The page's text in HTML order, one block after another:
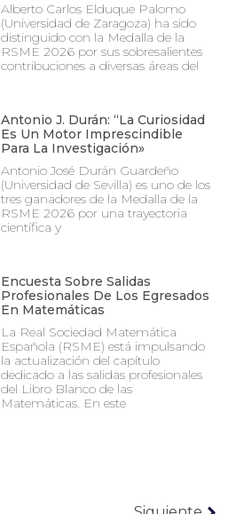
Alberto Carlos Elduque Palomo
(Universidad de Zaragoza) ha sido
distinguido con la Medalla de la
RSME 2026 por sus sobresalientes
contribuciones a diversas áreas del
Antonio J. Durán: “La Curiosidad
Es Un Motor Imprescindible
Para La Investigación»
Antonio José Durán Guardeño
(Universidad de Sevilla) es uno de los
tres ganadores de la Medalla de la
RSME 2026 por una trayectoria
científica y
Encuesta Sobre Salidas
Profesionales De Los Egresados
En Matemáticas
La Real Sociedad Matemática
Española (RSME) está impulsando
la actualización del capítulo
dedicado a las salidas profesionales
del Libro Blanco de las
Matemáticas. En este